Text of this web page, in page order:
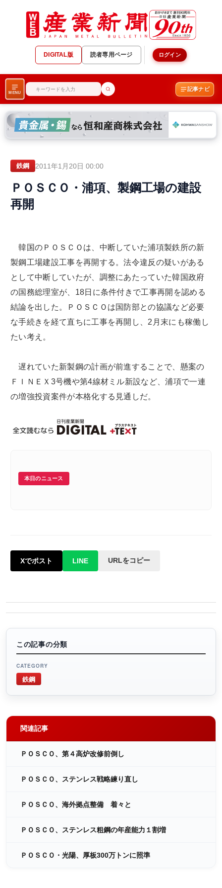
DIGITAL版 読者専用ページ ログイン
MENU
記事ナビ
鉄鋼 2011年1月20日 00:00
ＰＯＳＣＯ・浦項、製鋼工場の建設
再開
韓国のＰＯＳＣＯは、中断していた浦項製鉄所の新
製鋼工場建設工事を再開する。法令違反の疑いがある
として中断していたが、調整にあたっていた韓国政府
の国務総理室が、18日に条件付きで工事再開を認める
結論を出した。ＰＯＳＣＯは国防部との協議など必要
な手続きを経て直ちに工事を再開し、2月末にも稼働し
たい考え。
遅れていた新製鋼の計画が前進することで、懸案の
ＦＩＮＥＸ3号機や第4線材ミル新設など、浦項で一連
の増強投資案件が本格化する見通しだ。
本日のニュース
Xでポスト LINE URLをコピー
この記事の分類
CATEGORY
鉄鋼
関連記事
ＰＯＳＣＯ、第４高炉改修前倒し
ＰＯＳＣＯ、ステンレス戦略練り直し
ＰＯＳＣＯ、海外拠点整備 着々と
ＰＯＳＣＯ、ステンレス粗鋼の年産能力１割増
ＰＯＳＣＯ・光陽、厚板300万トンに照準